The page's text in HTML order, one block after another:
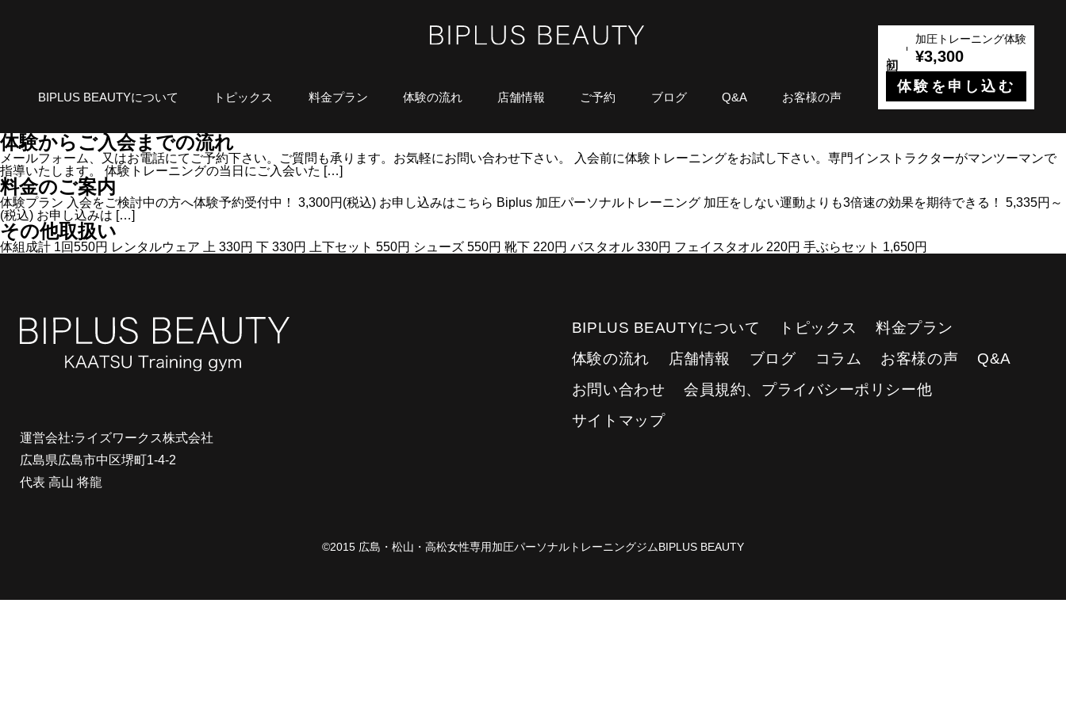
BIPLUS BEAUTYについて トピックス 料金プラン 体験の流れ 店舗情報 ご予約 ブログ Q&A お客様の声
加圧トレーニング体験
¥3,300
体験を申し込む
体験からご入会までの流れ
メールフォーム、又はお電話にてご予約下さい。ご質問も承ります。お気軽にお問い合わせ下さい。 入会前に体験トレーニングをお試し下さい。専門インストラクターがマンツーマンで
指導いたします。 体験トレーニングの当日にご入会いた […]
料金のご案内
体験プラン 入会をご検討中の方へ体験予約受付中！ 3,300円(税込) お申し込みはこちら Biplus 加圧パーソナルトレーニング 加圧をしない運動よりも3倍速の効果を期待できる！ 5,335円～
(税込) お申し込みは […]
その他取扱い
体組成計 1回550円 レンタルウェア 上 330円 下 330円 上下セット 550円 シューズ 550円 靴下 220円 バスタオル 330円 フェイスタオル 220円 手ぶらセット 1,650円
運営会社:ライズワークス株式会社
広島県広島市中区堺町1-4-2
代表 高山 将龍
BIPLUS BEAUTYについて トピックス
料金プラン
体験の流れ
店舗情報 ブログ コラム お客様の声
Q&A
お問い合わせ
会員規約、プライバシーポリシー他
サイトマップ
©2015 広島・松山・高松女性専用加圧パーソナルトレーニングジムBIPLUS BEAUTY